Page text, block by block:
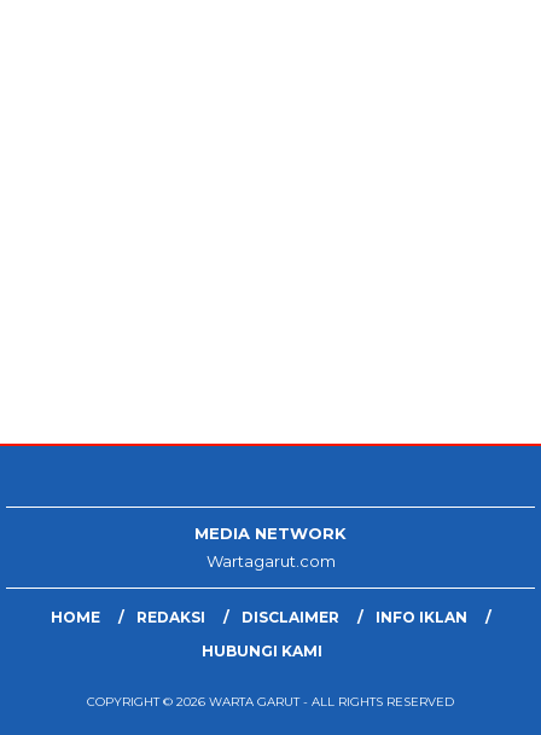
MEDIA NETWORK
Wartagarut.com
HOME REDAKSI DISCLAIMER
INFO IKLAN
HUBUNGI KAMI
COPYRIGHT © 2026 WARTA GARUT - ALL RIGHTS RESERVED